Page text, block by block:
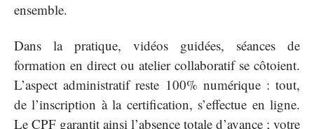
ensemble.
Dans la pratique, vidéos guidées, séances de
formation en direct ou atelier collaboratif se côtoient.
L’aspect administratif reste 100% numérique : tout,
de l’inscription à la certification, s’effectue en ligne.
Le CPF garantit ainsi l’absence totale d’avance ; votre